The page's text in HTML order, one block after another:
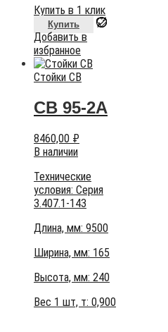
Купить в 1 клик
Купить
Добавить в
избранное
Стойки СВ
СВ 95-2А
8460,00 ₽
В наличии
Технические
условия: Серия
3.407.1-143
Длина, мм: 9500
Ширина, мм: 165
Высота, мм: 240
Вес 1 шт, т: 0,900